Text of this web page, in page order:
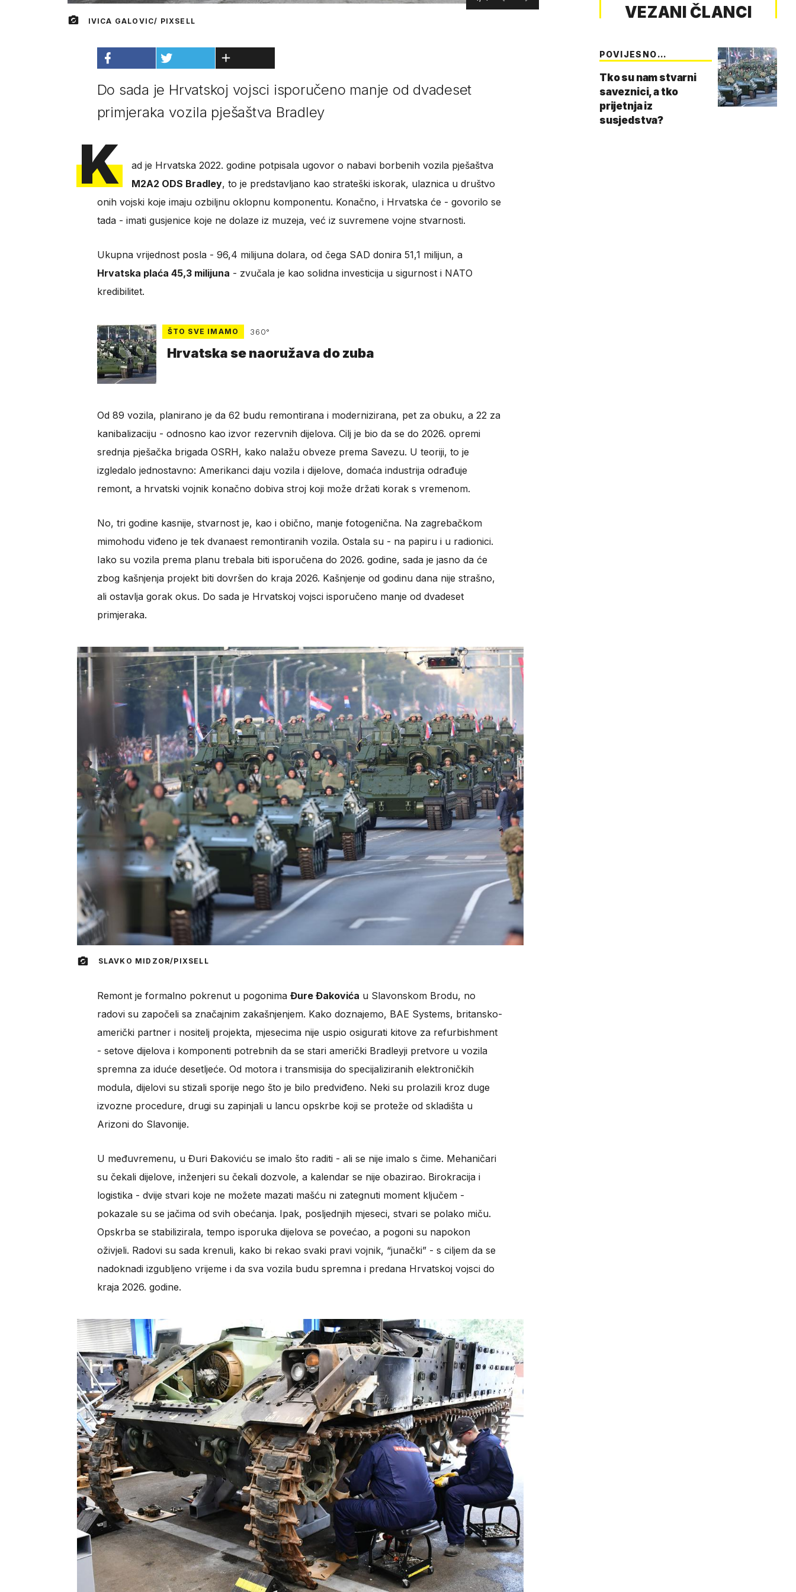
IVICA GALOVIC/ PIXSELL
Do sada je Hrvatskoj vojsci isporučeno manje od dvadeset
primjeraka vozila pješaštva Bradley
K
ad je Hrvatska 2022. godine potpisala ugovor o nabavi borbenih vozila pješaštva
M2A2 ODS Bradley, to je predstavljano kao strateški iskorak, ulaznica u društvo
onih vojski koje imaju ozbiljnu oklopnu komponentu. Konačno, i Hrvatska će - govorilo se
tada - imati gusjenice koje ne dolaze iz muzeja, već iz suvremene vojne stvarnosti.
Ukupna vrijednost posla - 96,4 milijuna dolara, od čega SAD donira 51,1 milijun, a
Hrvatska plaća 45,3 milijuna - zvučala je kao solidna investicija u sigurnost i NATO
kredibilitet.
ŠTO SVE IMAMO 360°
Hrvatska se naoružava do zuba
Od 89 vozila, planirano je da 62 budu remontirana i modernizirana, pet za obuku, a 22 za
kanibalizaciju - odnosno kao izvor rezervnih dijelova. Cilj je bio da se do 2026. opremi
srednja pješačka brigada OSRH, kako nalažu obveze prema Savezu. U teoriji, to je
izgledalo jednostavno: Amerikanci daju vozila i dijelove, domaća industrija odrađuje
remont, a hrvatski vojnik konačno dobiva stroj koji može držati korak s vremenom.
No, tri godine kasnije, stvarnost je, kao i obično, manje fotogenična. Na zagrebačkom
mimohodu viđeno je tek dvanaest remontiranih vozila. Ostala su - na papiru i u radionici.
Iako su vozila prema planu trebala biti isporučena do 2026. godine, sada je jasno da će
zbog kašnjenja projekt biti dovršen do kraja 2026. Kašnjenje od godinu dana nije strašno,
ali ostavlja gorak okus. Do sada je Hrvatskoj vojsci isporučeno manje od dvadeset
primjeraka.
SLAVKO MIDZOR/PIXSELL
Remont je formalno pokrenut u pogonima Đure Đakovića u Slavonskom Brodu, no
radovi su započeli sa značajnim zakašnjenjem. Kako doznajemo, BAE Systems, britansko-
američki partner i nositelj projekta, mjesecima nije uspio osigurati kitove za refurbishment
- setove dijelova i komponenti potrebnih da se stari američki Bradleyji pretvore u vozila
spremna za iduće desetljeće. Od motora i transmisija do specijaliziranih elektroničkih
modula, dijelovi su stizali sporije nego što je bilo predviđeno. Neki su prolazili kroz duge
izvozne procedure, drugi su zapinjali u lancu opskrbe koji se proteže od skladišta u
Arizoni do Slavonije.
U međuvremenu, u Đuri Đakoviću se imalo što raditi - ali se nije imalo s čime. Mehaničari
su čekali dijelove, inženjeri su čekali dozvole, a kalendar se nije obazirao. Birokracija i
logistika - dvije stvari koje ne možete mazati mašću ni zategnuti moment ključem -
pokazale su se jačima od svih obećanja. Ipak, posljednjih mjeseci, stvari se polako miču.
Opskrba se stabilizirala, tempo isporuka dijelova se povećao, a pogoni su napokon
oživjeli. Radovi su sada krenuli, kako bi rekao svaki pravi vojnik, “junački” - s ciljem da se
nadoknadi izgubljeno vrijeme i da sva vozila budu spremna i predana Hrvatskoj vojsci do
kraja 2026. godine.
VEZANI ČLANCI
POVIJESNO
Tko su nam stvarni
saveznici, a tko
prijetnja iz
susjedstva?